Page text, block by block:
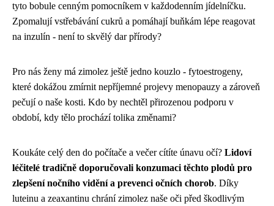
tyto bobule cenným pomocníkem v každodenním jídelníčku.
Zpomalují vstřebávání cukrů a pomáhají buňkám lépe reagovat
na inzulín - není to skvělý dar přírody?
Pro nás ženy má zimolez ještě jedno kouzlo - fytoestrogeny,
které dokážou zmírnit nepříjemné projevy menopauzy a zároveň
pečují o naše kosti. Kdo by nechtěl přirozenou podporu v
období, kdy tělo prochází tolika změnami?
Koukáte celý den do počítače a večer cítíte únavu očí? Lidoví
léčitelé tradičně doporučovali konzumaci těchto plodů pro
zlepšení nočního vidění a prevenci očních chorob. Díky
luteinu a zeaxantinu chrání zimolez naše oči před škodlivým